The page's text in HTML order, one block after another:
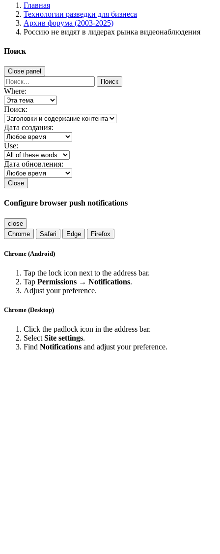
Главная
Технологии разведки для бизнеса
Архив форума (2003-2025)
Россию не видят в лидерах рынка видеонаблюдения
Поиск
Close panel
Поиск
Where:
Поиск:
Дата создания:
Use:
Дата обновления:
Close
Configure browser push notifications
close
Chrome
Safari Edge Firefox
Chrome (Android)
Tap the lock icon next to the address bar.
Tap Permissions → Notifications.
Adjust your preference.
Chrome (Desktop)
Click the padlock icon in the address bar.
Select Site settings.
Find Notifications and adjust your preference.